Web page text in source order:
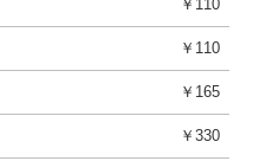
￥110
￥110
￥165
￥330